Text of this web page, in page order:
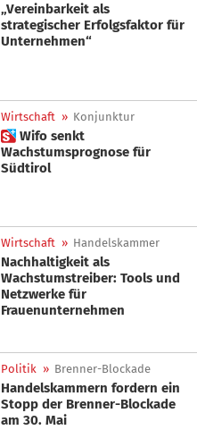
„Vereinbarkeit als
strategischer Erfolgsfaktor für
Unternehmen“
Wirtschaft » Konjunktur
 Wifo senkt
Wachstumsprognose für
Südtirol
Wirtschaft » Handelskammer
Nachhaltigkeit als
Wachstumstreiber: Tools und
Netzwerke für
Frauenunternehmen
Politik » Brenner-Blockade
Handelskammern fordern ein
Stopp der Brenner-Blockade
am 30. Mai